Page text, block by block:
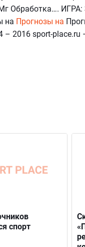
Обработка….
на Прогнозы на
– 2016 sport-place.ru
спорт